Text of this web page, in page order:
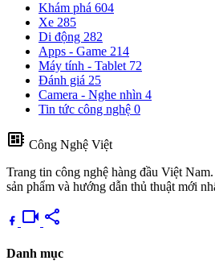
Khám phá 604
Xe 285
Di động 282
Apps - Game 214
Máy tính - Tablet 72
Đánh giá 25
Camera - Nghe nhìn 4
Tin tức công nghệ 0
developer_board Công Nghệ Việt
Trang tin công nghệ hàng đầu Việt
sản phẩm và hướng dẫn thủ thuật mới
videocam share
Danh mục